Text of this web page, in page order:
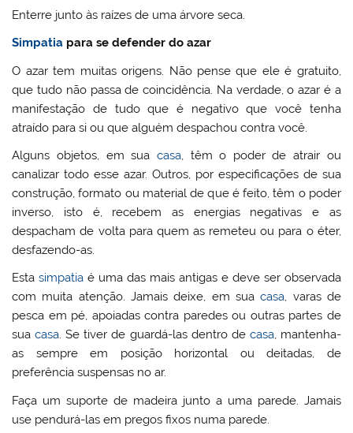
Enterre junto às raízes de uma árvore seca.
Simpatia para se defender do azar
O azar tem muitas origens. Não pense que ele é gratuito,
que tudo não passa de coincidência. Na verdade, o azar é a
manifestação de tudo que é negativo que você tenha
atraído para si ou que alguém despachou contra você.
Alguns objetos, em sua casa, têm o poder de atrair ou
canalizar todo esse azar. Outros, por especificações de sua
construção, formato ou material de que é feito, têm o poder
inverso, isto é, recebem as energias negativas e as
despacham de volta para quem as remeteu ou para o éter,
desfazendo-as.
Estasimpatia é uma das mais antigas e deve ser observada
com muita atenção. Jamais deixe, em suacasa, varas de
pesca em pé, apoiadas contra paredes ou outras partes de
suacasa. Se tiver de guardá-las dentro de casa, mantenha-
as sempre em posição horizontal ou deitadas, de
preferência suspensas no ar.
Faça um suporte de madeira junto a uma parede. Jamais
use pendurá-las em pregos fixos numa parede.